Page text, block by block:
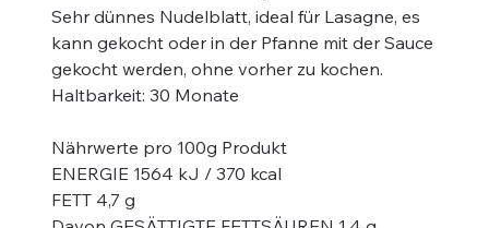
Sehr dünnes Nudelblatt, ideal für Lasagne, es
kann gekocht oder in der Pfanne mit der Sauce
gekocht werden, ohne vorher zu kochen.
Haltbarkeit: 30 Monate
Nährwerte pro 100g Produkt
ENERGIE 1564 kJ / 370 kcal
FETT 4,7 g